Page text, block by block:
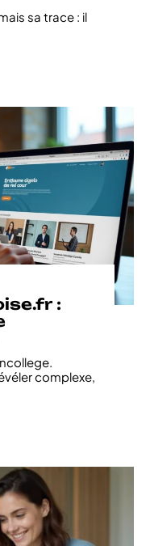
sa trace : il
:
complexe,